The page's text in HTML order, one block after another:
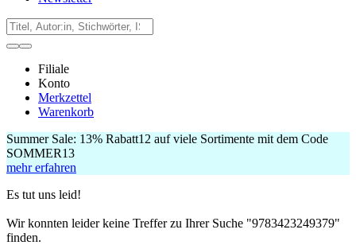
Filiale
Konto
Merkzettel
Warenkorb
Summer Sale: 13% Rabatt12 auf viele Sortimente mit dem Code
SOMMER13
mehr erfahren
Es tut uns leid!
Wir konnten leider keine Treffer zu Ihrer Suche "9783423249379"
finden.